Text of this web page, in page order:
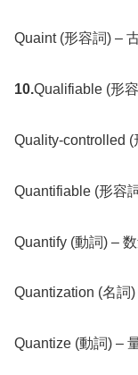
Quaint (形容詞) –
10.Qualifiable (形
Quality-controlled (
Quantifiable (形容
Quantify (動詞) –
Quantization (名詞
Quantize (動詞) –